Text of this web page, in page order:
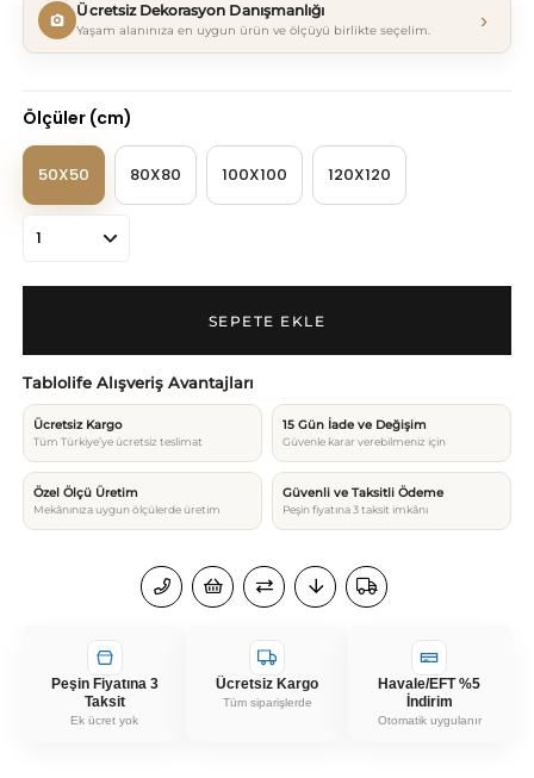
Ücretsiz Dekorasyon Danışmanlığı
Yaşam alanınıza en uygun ürün ve ölçüyü birlikte seçelim. ›
Ölçüler (cm)
50X50 80X80 100X100 120X120
Tablolife Alışveriş Avantajları
Ücretsiz Kargo
Tüm Türkiye’ye ücretsiz teslimat
15 Gün İade ve Değişim
Güvenle karar verebilmeniz için
Özel Ölçü Üretim
Mekânınıza uygun ölçülerde üretim
Güvenli ve Taksitli Ödeme
Peşin fiyatına 3 taksit imkânı
Peşin Fiyatına 3
Taksit
Ek ücret yok
Ücretsiz Kargo
Tüm siparişlerde
Havale/EFT %5
İndirim
Otomatik uygulanır